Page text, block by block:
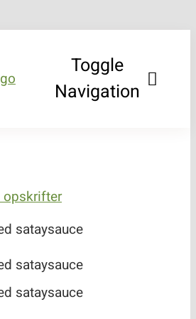
Toggle
Navigation
Råvarer og kvalitet
Opskrifter